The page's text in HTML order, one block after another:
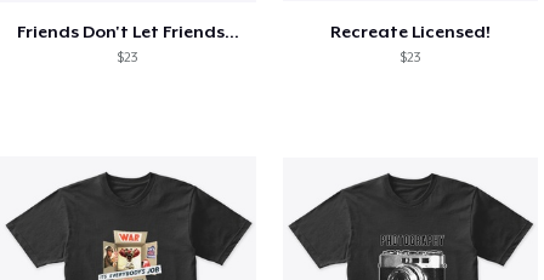
Friends Don't Let Friends...
$23
Recreate Licensed!
$23